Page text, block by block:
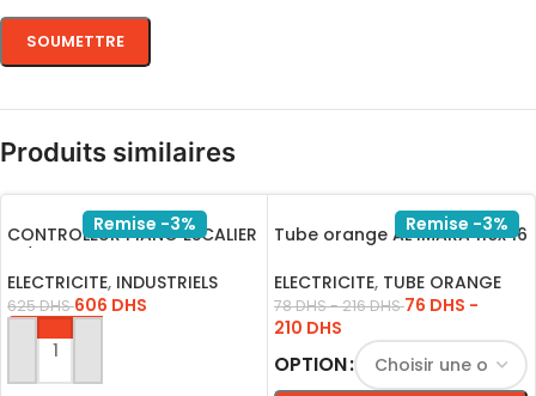
Produits similaires
Remise -3%
CONTROLEUR PIANO ESCALIER
ELECTRICITE, INDUSTRIELS
625DHS 606 DHS
AJOUTER AU PANIER
Remise -3%
Tube orange AL IMARA flex 16
ELECTRICITE, TUBE ORANGE
78DHS-216DHS 76 DHS -
210 DHS
OPTION